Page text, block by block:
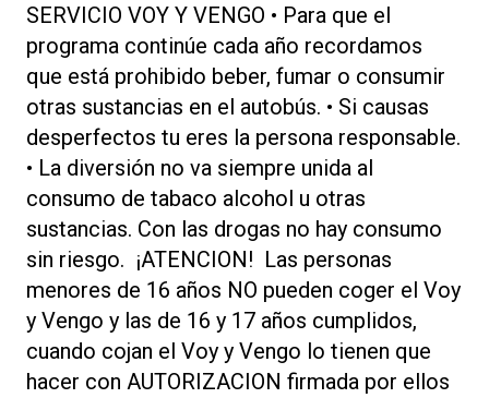
SERVICIO VOY Y VENGO • Para que el
programa continúe cada año recordamos
que está prohibido beber, fumar o consumir
otras sustancias en el autobús. • Si causas
desperfectos tu eres la persona responsable.
• La diversión no va siempre unida al
consumo de tabaco alcohol u otras
sustancias. Con las drogas no hay consumo
sin riesgo. ¡ATENCION! Las personas
menores de 16 años NO pueden coger el Voy
y Vengo y las de 16 y 17 años cumplidos,
cuando cojan el Voy y Vengo lo tienen que
hacer con AUTORIZACION firmada por ellos